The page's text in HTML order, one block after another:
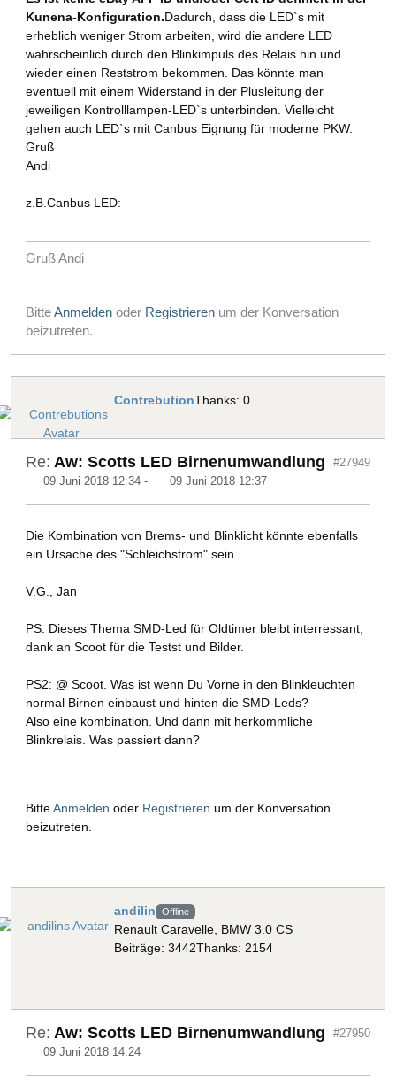
Kunena-Konfiguration.Dadurch, dass die LED`s mit
erheblich weniger Strom arbeiten, wird die andere LED
wahrscheinlich durch den Blinkimpuls des Relais hin und
wieder einen Reststrom bekommen. Das könnte man
eventuell mit einem Widerstand in der Plusleitung der
jeweiligen Kontrolllampen-LED`s unterbinden. Vielleicht
gehen auch LED`s mit Canbus Eignung für moderne PKW.
Gruß
Andi
z.B.Canbus LED:
Gruß Andi
BitteAnmelden oder Registrieren um der Konversation
beizutreten.
ContrebutionThanks: 0
Re: Aw: Scotts LED Birnenumwandlung
09 Juni 2018 12:34 - 09 Juni 2018 12:37
#27949
Die Kombination von Brems- und Blinklicht könnte ebenfalls
ein Ursache des "Schleichstrom" sein.
V.G., Jan
PS: Dieses Thema SMD-Led für Oldtimer bleibt interressant,
dank an Scoot für die Testst und Bilder.
PS2: @ Scoot. Was ist wenn Du Vorne in den Blinkleuchten
normal Birnen einbaust und hinten die SMD-Leds?
Also eine kombination. Und dann mit herkommliche
Blinkrelais. Was passiert dann?
BitteAnmelden oder Registrieren um der Konversation
beizutreten.
andilin Offline
Renault Caravelle, BMW 3.0 CS
Beiträge: 3442Thanks: 2154
Re: Aw: Scotts LED Birnenumwandlung
09 Juni 2018 14:24
#27950